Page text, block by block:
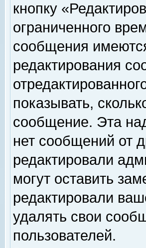
кнопку
ограниченного
сообщения
редактирования
показывать,
сообщение. Эта
нет сообщений от
редактировали
могут оставить
редактировали
удалять свои
пользователей.